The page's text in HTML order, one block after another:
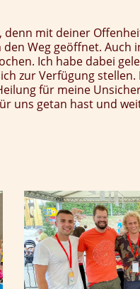
denn mit deiner
Weg geöffnet. Auch
Ich habe dabei
zur Verfügung
für meine
uns getan hast und